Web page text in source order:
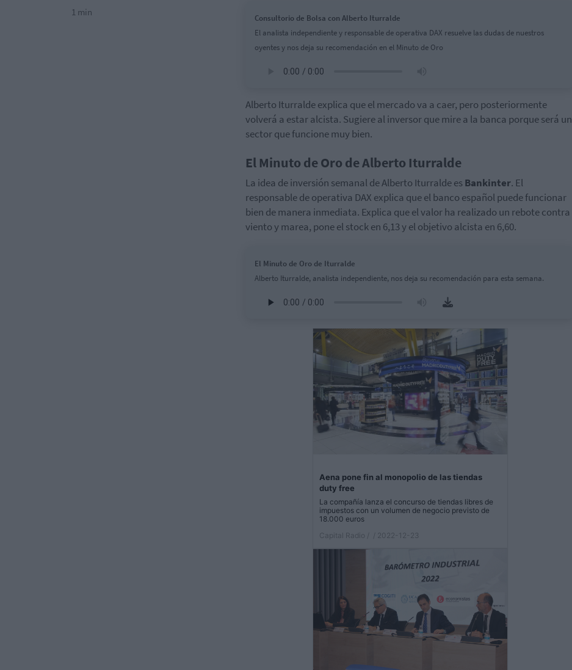
1 min
Consultorio de Bolsa con Alberto Iturralde
El analista independiente y responsable de operativa DAX resuelve las dudas de nuestros
oyentes y nos deja su recomendación en el Minuto de Oro
Alberto Iturralde explica que el mercado va a caer, pero posteriormente
volverá a estar alcista. Sugiere al inversor que mire a la banca porque será un
sector que funcione muy bien.
El Minuto de Oro de Alberto Iturralde
La idea de inversión semanal de Alberto Iturralde esBankinter. El
responsable de operativa DAX explica que el banco español puede funcionar
bien de manera inmediata. Explica que el valor ha realizado un rebote contra
viento y marea, pone el stock en 6,13 y el objetivo alcista en 6,60.
El Minuto de Oro de Iturralde
Alberto Iturralde, analista independiente, nos deja su recomendación para esta semana.
Aena pone fin al monopolio de las tiendas
duty free
La compañía lanza el concurso de tiendas libres de
impuestos con un volumen de negocio previsto de
18.000 euros
Capital Radio /
/ 2022-12-23